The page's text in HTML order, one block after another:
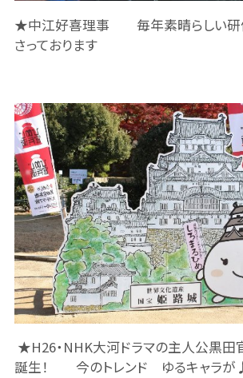
★中江好喜理事 毎年素晴らしい研
さっております
★H26・NHK大河ドラマの主人公黒田
誕生！ 今のトレンド ゆるキャラが